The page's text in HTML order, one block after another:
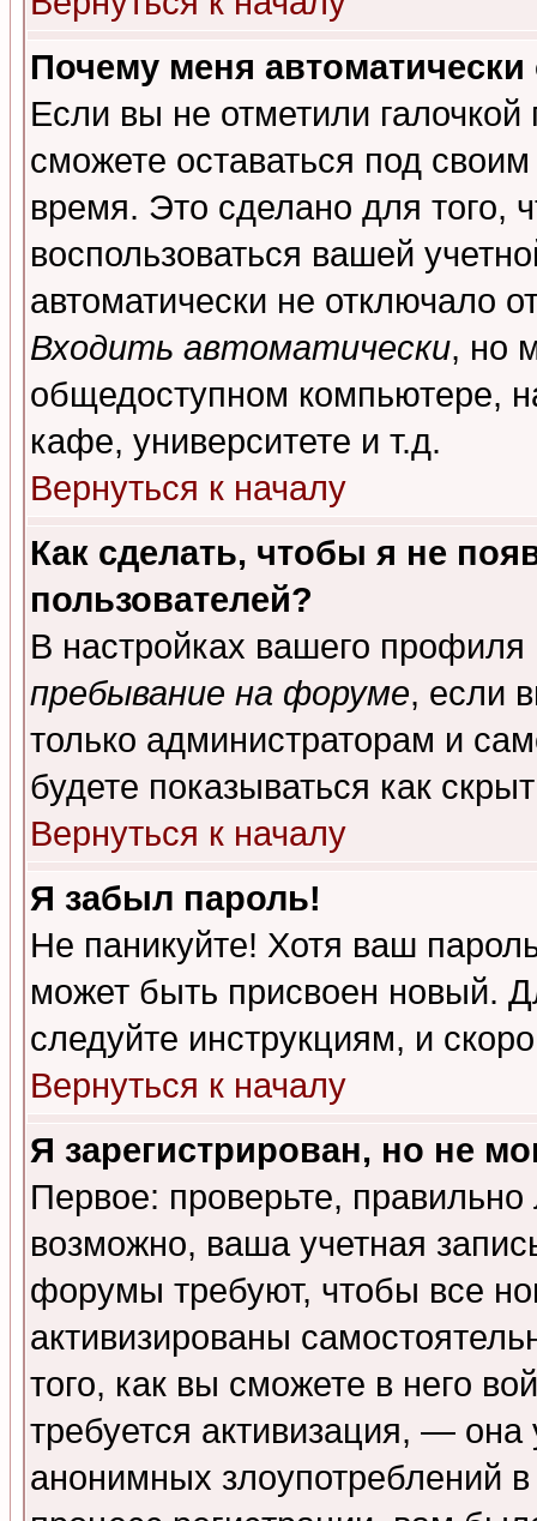
Почему меня автоматически
Если вы не отметили галочкой
сможете оставаться под
время. Это сделано для того,
воспользоваться вашей
автоматически не отключало
Входить автоматически, но
общедоступном компьютере,
кафе, университете и т.д.
Вернуться к началу
Как сделать, чтобы я не
пользователей?
В настройках вашего
пребывание на форуме, если
только администраторам и
будете показываться как
Вернуться к началу
Я забыл пароль!
Не паникуйте! Хотя ваш
может быть присвоен новый.
следуйте инструкциям, и
Вернуться к началу
Я зарегистрирован, но не
Первое: проверьте,
возможно, ваша учетная
форумы требуют, чтобы все
активизированы
того, как вы сможете в него
требуется активизация, —
анонимных злоупотреблений